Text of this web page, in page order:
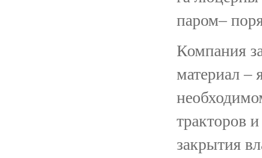
паром–
Компания
материал –
тракторов
закрытия